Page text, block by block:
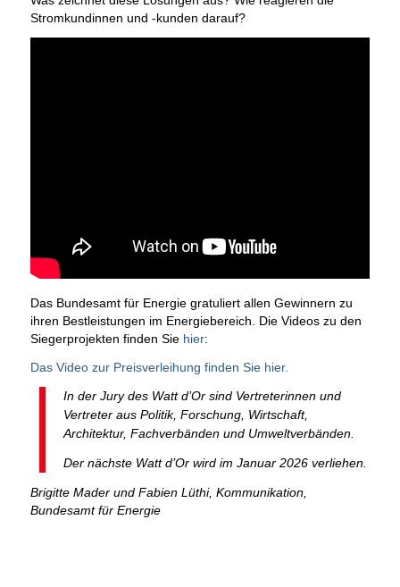
Stromkundinnen und -kunden darauf?
Das Bundesamt für Energie gratuliert allen Gewinnern zu
ihren Bestleistungen im Energiebereich. Die Videos zu den
Siegerprojekten finden Sie hier:
Das Video zur Preisverleihung finden Sie hier.
In der Jury des Watt d’Or sind Vertreterinnen und
Vertreter aus Politik, Forschung, Wirtschaft,
Architektur, Fachverbänden und Umweltverbänden.
Der nächste Watt d’Or wird im Januar 2026 verliehen.
Brigitte Mader und Fabien Lüthi, Kommunikation,
Bundesamt für Energie